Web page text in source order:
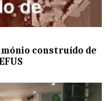
construído de